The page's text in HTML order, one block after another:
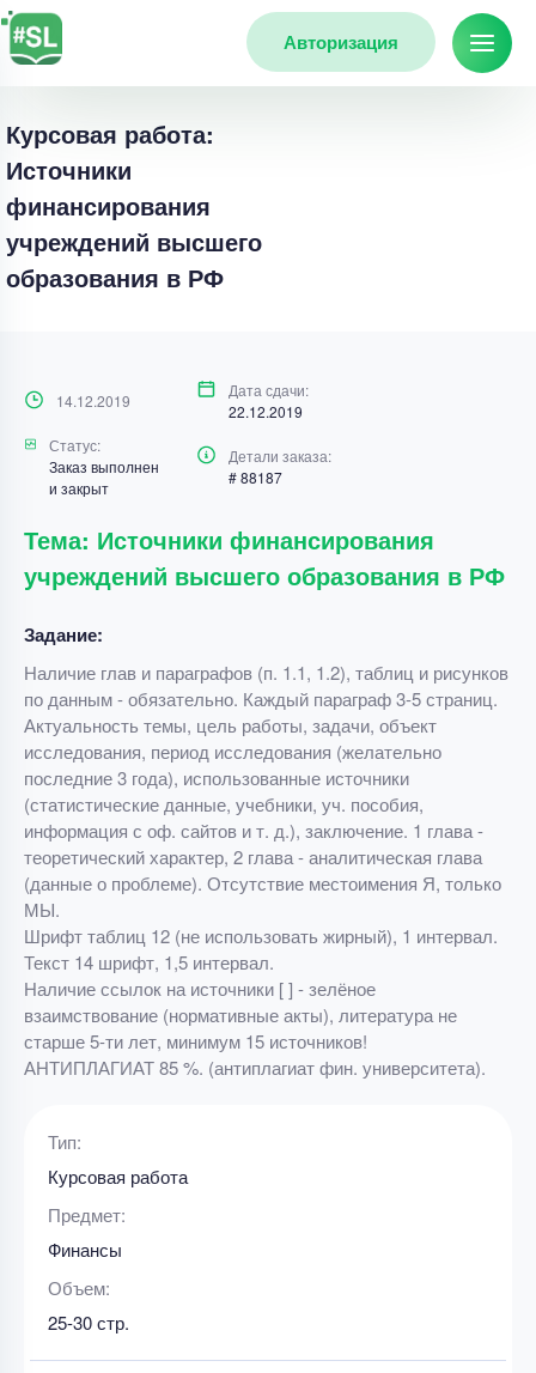
Авторизация
Курсовая работа:
Источники
финансирования
учреждений высшего
образования в РФ
14.12.2019
Дата сдачи:
22.12.2019
Статус:
Заказ выполнен
и закрыт
Детали заказа:
# 88187
Тема: Источники финансирования
учреждений высшего образования в РФ
Задание:
Наличие глав и параграфов (п. 1.1, 1.2), таблиц и рисунков
по данным - обязательно. Каждый параграф 3-5 страниц.
Актуальность темы, цель работы, задачи, объект
исследования, период исследования (желательно
последние 3 года), использованные источники
(статистические данные, учебники, уч. пособия,
информация с оф. сайтов и т. д.), заключение. 1 глава -
теоретический характер, 2 глава - аналитическая глава
(данные о проблеме). Отсутствие местоимения Я, только
МЫ.
Шрифт таблиц 12 (не использовать жирный), 1 интервал.
Текст 14 шрифт, 1,5 интервал.
Наличие ссылок на источники [ ] - зелёное
взаимствование (нормативные акты), литература не
старше 5-ти лет, минимум 15 источников!
АНТИПЛАГИАТ 85 %. (антиплагиат фин. университета).
Тип:
Курсовая работа
Предмет:
Финансы
Объем:
25-30 стр.